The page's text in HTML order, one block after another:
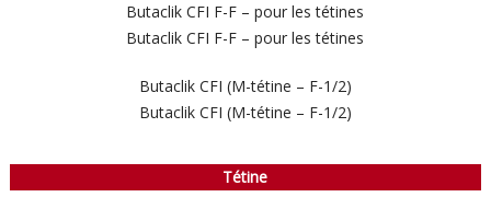
Butaclik CFI F-F – pour les tétines
Butaclik CFI F-F – pour les tétines
Butaclik CFI (M-tétine – F-1/2)
Butaclik CFI (M-tétine – F-1/2)
Tétine